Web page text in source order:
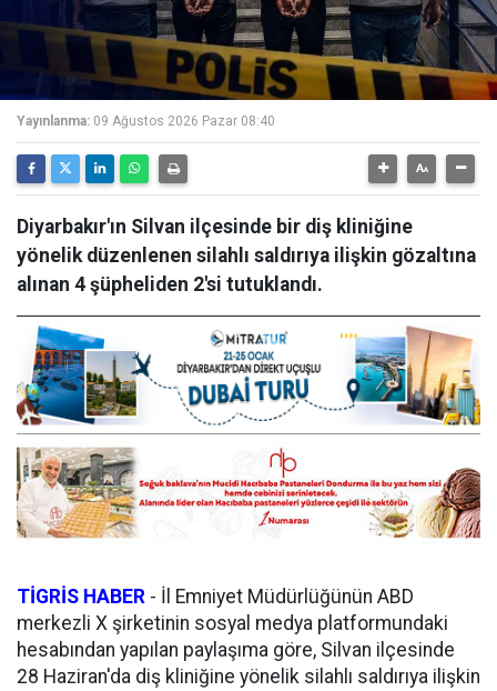
Yayınlanma: 09 Ağustos 2026 Pazar 08:40
Diyarbakır'ın Silvan ilçesinde bir diş kliniğine
yönelik düzenlenen silahlı saldırıya ilişkin gözaltına
alınan 4 şüpheliden 2'si tutuklandı.
TİGRİS HABER - İl Emniyet Müdürlüğünün ABD
merkezli X şirketinin sosyal medya platformundaki
hesabından yapılan paylaşıma göre, Silvan ilçesinde
28 Haziran'da diş kliniğine yönelik silahlı saldırıya ilişkin